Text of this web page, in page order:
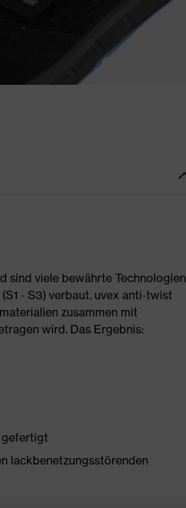
sind viele bewährte Technologien
- S3) verbaut. uvex anti-twist
zusammen mit
wird. Das Ergebnis:
gefertigt
lackbenetzungsstörenden